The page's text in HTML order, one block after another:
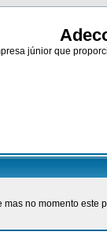
júnior que
mas no momento este